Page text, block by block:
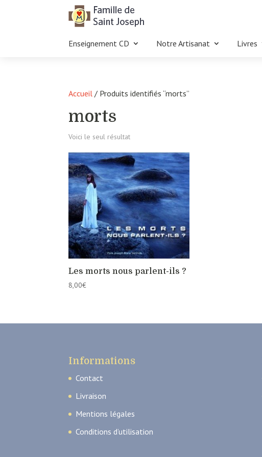
Enseignement CD Notre Artisanat Livres
Accueil / Produits identifiés “morts”
morts
Voici le seul résultat
Les morts nous parlent-ils ?
8,00€
Informations
Contact
Livraison
Mentions légales
Conditions d’utilisation